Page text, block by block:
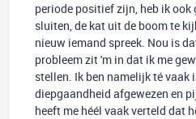
periode positief zijn, heb ik ook
sluiten, de kat uit de boom te
nieuw iemand spreek. Nou is
probleem zit 'm in dat ik me
stellen. Ik ben namelijk té vaak
diepgaandheid afgewezen en
heeft me héél vaak verteld dat